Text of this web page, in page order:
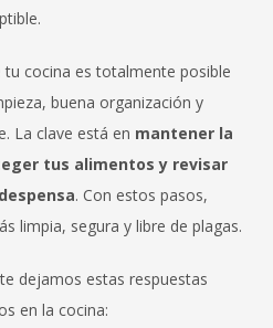
tu cocina es totalmente posible
buena organización y
La clave está en mantener la
tus alimentos y revisar
. Con estos pasos,
limpia, segura y libre de plagas.
dejamos estas respuestas
en la cocina: